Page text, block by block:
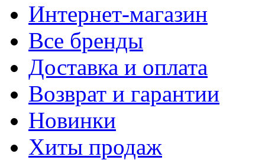
Интернет-магазин
Все бренды
Доставка и оплата
Возврат и гарантии
Новинки
Хиты продаж